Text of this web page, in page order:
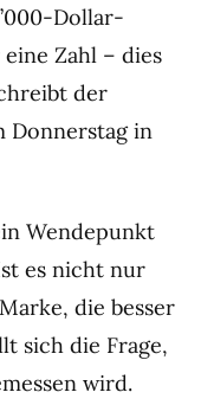
Dollar-
Zahl – dies
der
Donnerstag in
Wendepunkt
es nicht nur
die besser
sich die Frage,
wird.